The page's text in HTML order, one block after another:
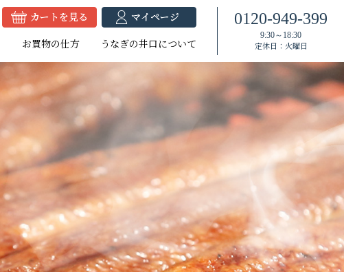
白焼セット
たれ付き
特大（140g以上）
大（120g以上）
中（100g以上）
小（90g以上）
白蒲セット
大（120g以上） 中（100g以上）
白焼セット
たれ付き
特大（140g以上）
大（120g以上）
中（100g以上）
小（90g以上）
お買物の仕方 うなぎの井口について
0120-949-399
9:30～18:30
定休日：火曜日